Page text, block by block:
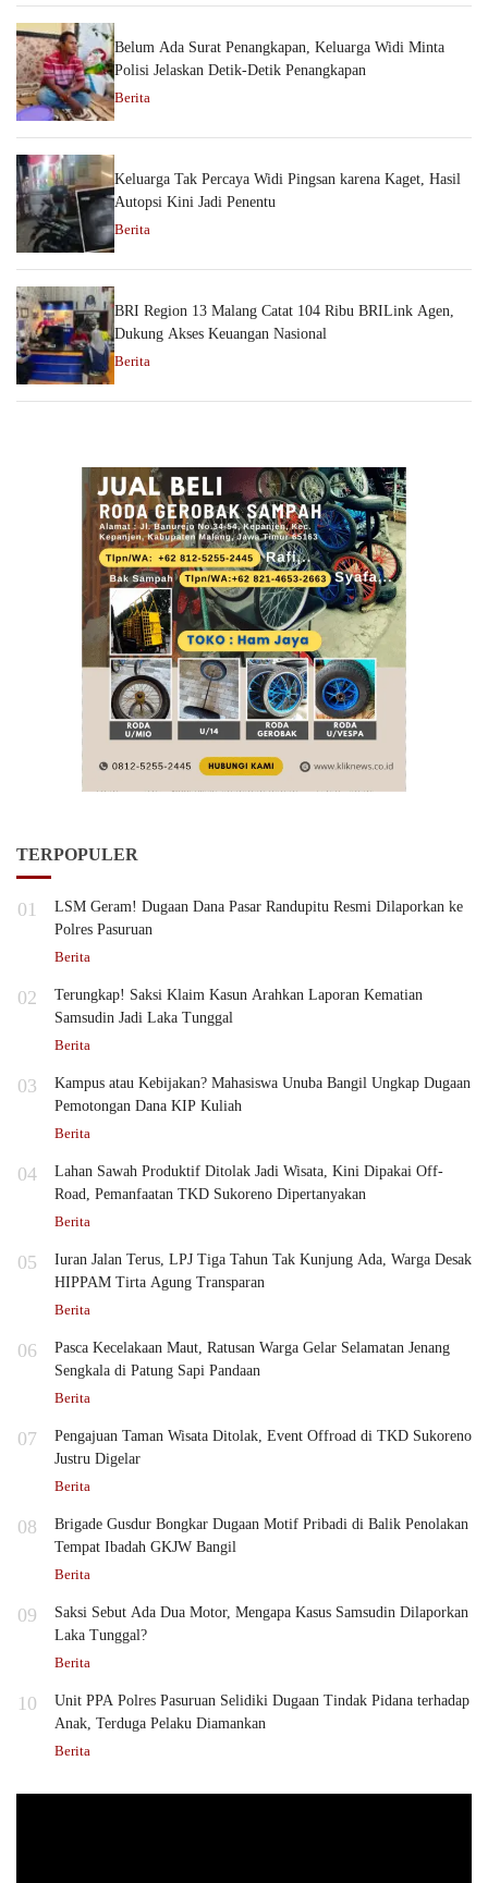
Belum Ada Surat Penangkapan, Keluarga Widi Minta
Polisi Jelaskan Detik-Detik Penangkapan
Berita
Keluarga Tak Percaya Widi Pingsan karena Kaget, Hasil
Autopsi Kini Jadi Penentu
Berita
BRI Region 13 Malang Catat 104 Ribu BRILink Agen,
Dukung Akses Keuangan Nasional
Berita
TERPOPULER
01
LSM Geram! Dugaan Dana Pasar Randupitu Resmi Dilaporkan ke
Polres Pasuruan
Berita
02
Terungkap! Saksi Klaim Kasun Arahkan Laporan Kematian
Samsudin Jadi Laka Tunggal
Berita
03
Kampus atau Kebijakan? Mahasiswa Unuba Bangil Ungkap Dugaan
Pemotongan Dana KIP Kuliah
Berita
04
Lahan Sawah Produktif Ditolak Jadi Wisata, Kini Dipakai Off-
Road, Pemanfaatan TKD Sukoreno Dipertanyakan
Berita
05
Iuran Jalan Terus, LPJ Tiga Tahun Tak Kunjung Ada, Warga Desak
HIPPAM Tirta Agung Transparan
Berita
06
Pasca Kecelakaan Maut, Ratusan Warga Gelar Selamatan Jenang
Sengkala di Patung Sapi Pandaan
Berita
07
Pengajuan Taman Wisata Ditolak, Event Offroad di TKD Sukoreno
Justru Digelar
Berita
08
Brigade Gusdur Bongkar Dugaan Motif Pribadi di Balik Penolakan
Tempat Ibadah GKJW Bangil
Berita
09
Saksi Sebut Ada Dua Motor, Mengapa Kasus Samsudin Dilaporkan
Laka Tunggal?
Berita
10
Unit PPA Polres Pasuruan Selidiki Dugaan Tindak Pidana terhadap
Anak, Terduga Pelaku Diamankan
Berita